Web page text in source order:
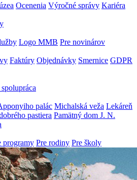
Ocenenia Výročné správy Kariéra
Logo MMB Pre novinárov
Faktúry Objednávky Smernice GDPR
palác Michalská veža Lekáreň
pastiera Pamätný dom J. N.
programy Pre rodiny Pre školy